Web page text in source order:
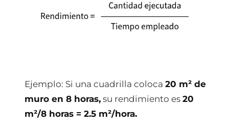
Ejemplo: Si una cuadrilla coloca 20 m² de
muro en 8 horas,su rendimiento es 20
m²/8 horas = 2.5 m²/hora.